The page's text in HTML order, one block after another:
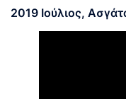
2019 Ιούλιος,